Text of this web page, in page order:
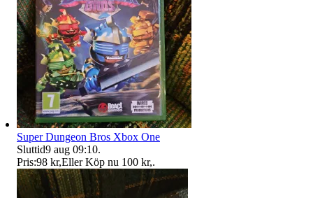
Super Dungeon Bros Xbox One
Sluttid9 aug 09:10.
Pris:98 kr,Eller Köp nu 100 kr,.